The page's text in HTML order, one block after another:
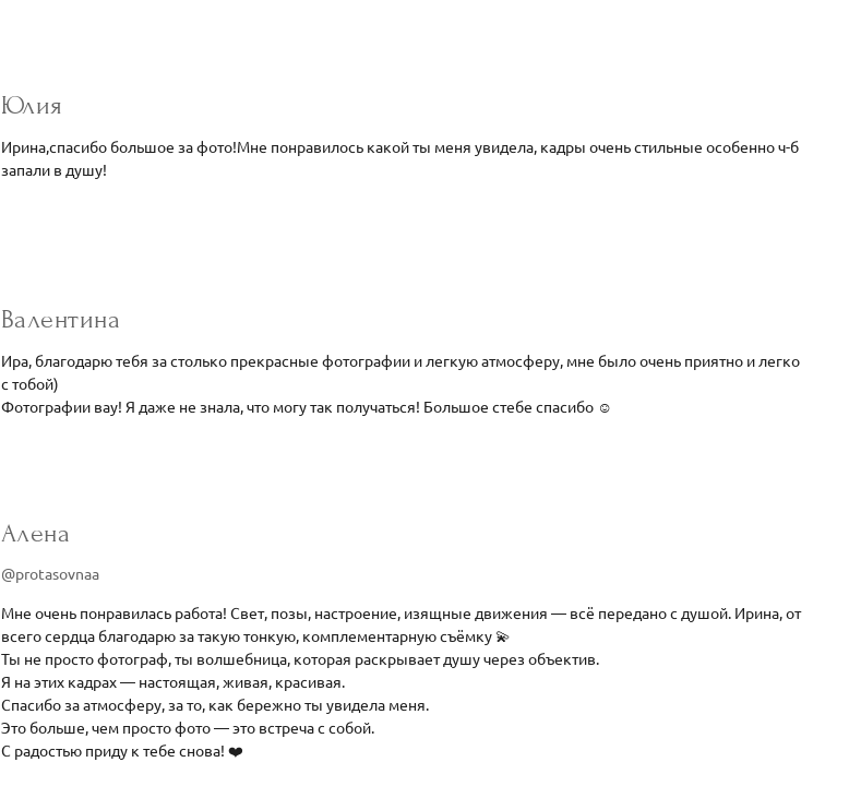
Юлия
Ирина,спасибо большое за фото!Мне понравилось какой ты меня увидела, кадры очень стильные особенно ч-б
запали в душу!
Валентина
Ира, благодарю тебя за столько прекрасные фотографии и легкую атмосферу, мне было очень приятно и легко
с тобой)
Фотографии вау! Я даже не знала, что могу так получаться! Большое стебе спасибо ☺️
Алена
@protasovnaa
Мне очень понравилась работа! Свет, позы, настроение, изящные движения — всё передано с душой. Ирина, от
всего сердца благодарю за такую тонкую, комплементарную съёмку 💫
Ты не просто фотограф, ты волшебница, которая раскрывает душу через объектив.
Я на этих кадрах — настоящая, живая, красивая.
Спасибо за атмосферу, за то, как бережно ты увидела меня.
Это больше, чем просто фото — это встреча с собой.
С радостью приду к тебе снова! ❤️